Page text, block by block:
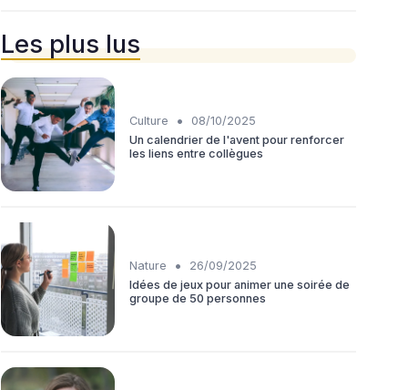
Les plus lus
Culture •
08/10/2025
Un calendrier de l'avent pour renforcer
les liens entre collègues
Nature •
26/09/2025
Idées de jeux pour animer une soirée de
groupe de 50 personnes